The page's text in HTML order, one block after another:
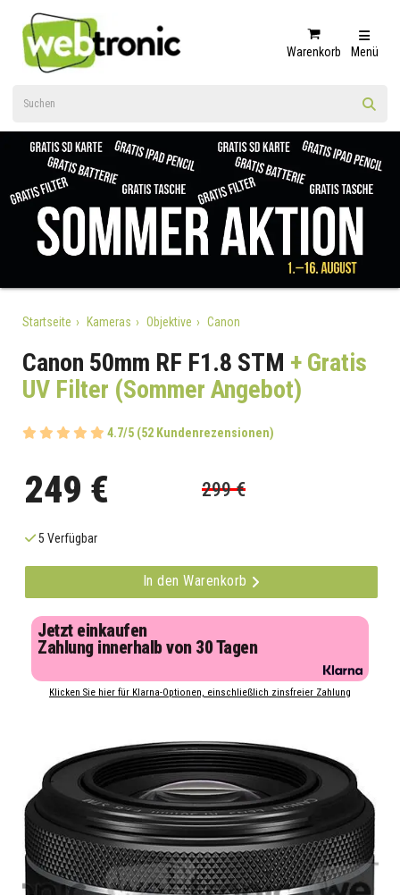
Warenkorb Menü
Startseite Kameras Objektive Canon
Canon 50mm RF F1.8 STM + Gratis
UV Filter (Sommer Angebot)
4.7/5 (52 Kundenrezensionen)
249 € 299 €
5 Verfügbar
In den Warenkorb
Jetzt einkaufen
Zahlung innerhalb von 30 Tagen
Klicken Sie hier für Klarna-Optionen, einschließlich zinsfreier Zahlung